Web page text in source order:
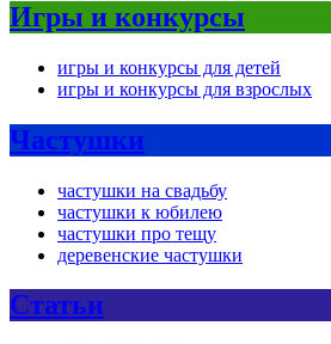
Игры и конкурсы
игры и конкурсы для детей
игры и конкурсы для взрослых
Частушки
частушки на свадьбу
частушки к юбилею
частушки про тещу
деревенские частушки
Статьи